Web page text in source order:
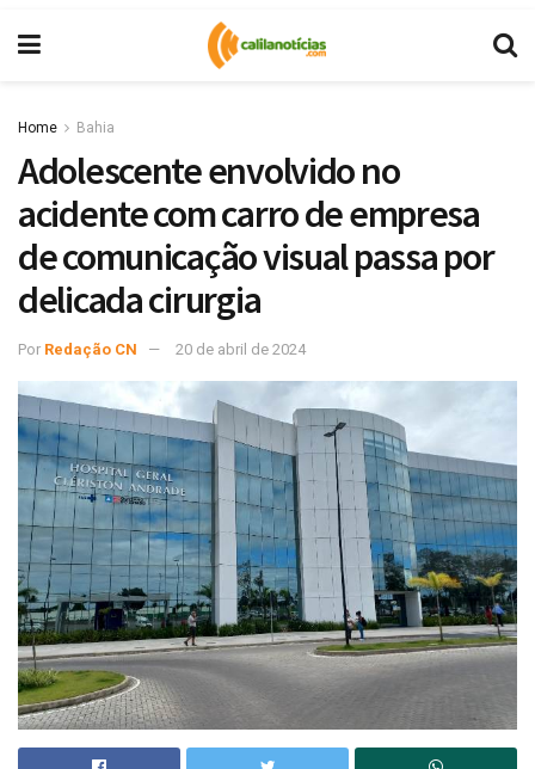
Home Bahia
Adolescente envolvido no
acidente com carro de empresa
de comunicação visual passa por
delicada cirurgia
Por Redação CN 20 de abril de 2024